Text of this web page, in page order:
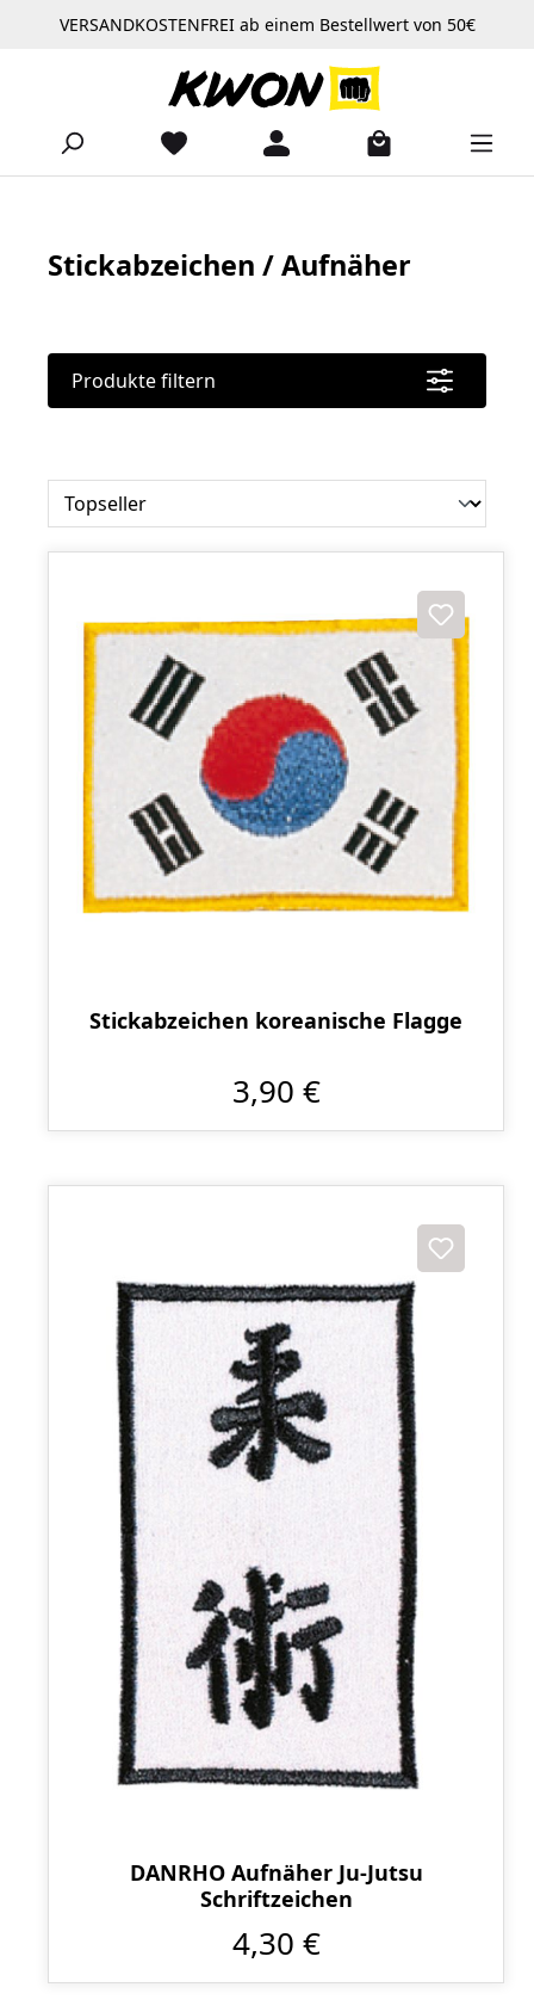
Zum Hauptinhalt springen
VERSANDKOSTENFREI ab einem Bestellwert von 50€
Stickabzeichen / Aufnäher
Produkte filtern
Stickabzeichen koreanische Flagge
3,90 €
DANRHO Aufnäher Ju-Jutsu
Schriftzeichen
4,30 €